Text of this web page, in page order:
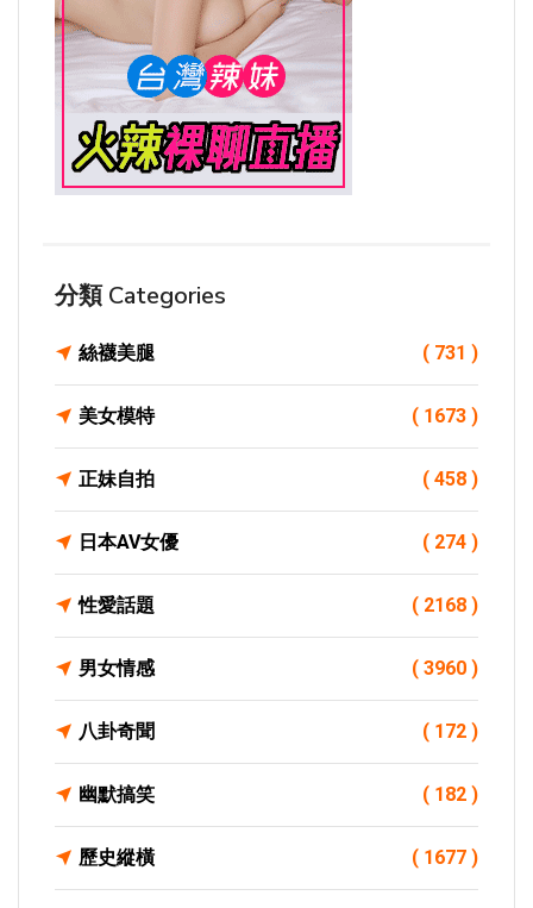
分類 Categories
絲襪美腿 ( 731 )
美女模特 ( 1673 )
正妹自拍 ( 458 )
日本AV女優 ( 274 )
性愛話題 ( 2168 )
男女情感 ( 3960 )
八卦奇聞 ( 172 )
幽默搞笑 ( 182 )
歷史縱橫 ( 1677 )